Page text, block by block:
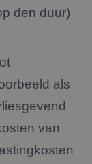
den duur)
als
van